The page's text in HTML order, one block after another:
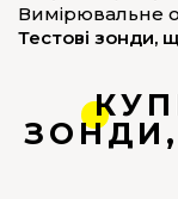
Вимірювальне
Тестові зонди,